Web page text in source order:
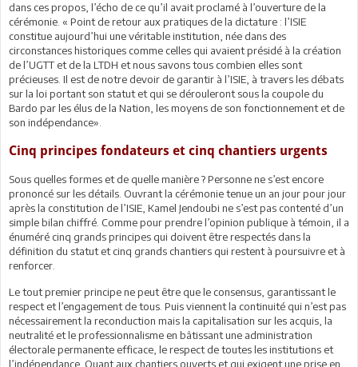
dans ces propos, l’écho de ce qu’il avait proclamé à l’ouverture de la
cérémonie. « Point de retour aux pratiques de la dictature : l’ISIE
constitue aujourd’hui une véritable institution, née dans des
circonstances historiques comme celles qui avaient présidé à la création
de l’UGTT et de la LTDH et nous savons tous combien elles sont
précieuses. Il est de notre devoir de garantir à l’ISIE, à travers les débats
sur la loi portant son statut et qui se dérouleront sous la coupole du
Bardo par les élus de la Nation, les moyens de son fonctionnement et de
son indépendance».
Cinq principes fondateurs et cinq chantiers urgents
Sous quelles formes et de quelle manière ? Personne ne s’est encore
prononcé sur les détails. Ouvrant la cérémonie tenue un an jour pour jour
après la constitution de l’ISIE, Kamel Jendoubi ne s’est pas contenté d’un
simple bilan chiffré. Comme pour prendre l’opinion publique à témoin, il a
énuméré cinq grands principes qui doivent être respectés dans la
définition du statut et cinq grands chantiers qui restent à poursuivre et à
renforcer.
Le tout premier principe ne peut être que le consensus, garantissant le
respect et l’engagement de tous. Puis viennent la continuité qui n’est pas
nécessairement la reconduction mais la capitalisation sur les acquis, la
neutralité et le professionnalisme en bâtissant une administration
électorale permanente efficace, le respect de toutes les institutions et
l’indépendance. Quant aux chantiers ouverts et qui exigent une prise en